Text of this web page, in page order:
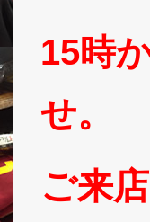
15時
せ。
ご来